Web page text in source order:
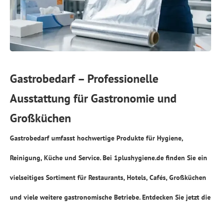
Gastrobedarf – Professionelle
Ausstattung für Gastronomie und
Großküchen
Gastrobedarf umfasst hochwertige Produkte für Hygiene,
Reinigung, Küche und Service. Bei 1plushygiene.de finden Sie ein
vielseitiges Sortiment für Restaurants, Hotels, Cafés, Großküchen
und viele weitere gastronomische Betriebe. Entdecken Sie jetzt die